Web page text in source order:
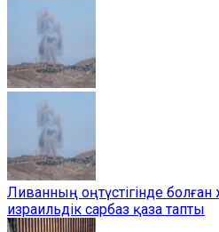
Ливанның оңтүстігінде
израильдік сарбаз қаза тапты